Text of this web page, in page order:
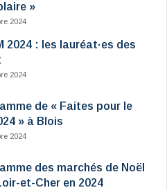
»
2024
2024 : les lauréat·es des
2024
de « Faites pour le
» à Blois
2024
des marchés de Noël
et-Cher en 2024